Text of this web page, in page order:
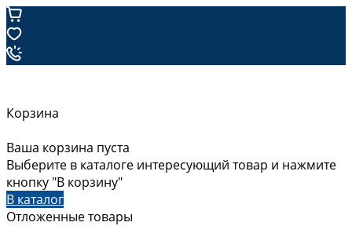
Корзина
Ваша корзина пуста
Выберите в каталоге интересующий товар и нажмите
кнопку "В корзину"
В каталог
Отложенные товары